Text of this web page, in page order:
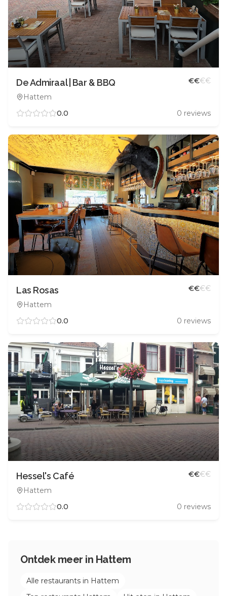
De Admiraal | Bar & BBQ
Hattem
€€€€
0.0 0 reviews
Las Rosas
Hattem
€€€€
0.0 0 reviews
Hessel's Café
Hattem
€€€€
0.0 0 reviews
Ontdek meer in Hattem
Alle restaurants in Hattem